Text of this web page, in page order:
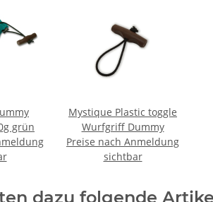
grün
Mystique Plastic toggle
Wurfgriff Dummy
Preise nach Anmeldung
sichtbar
dazu folgende